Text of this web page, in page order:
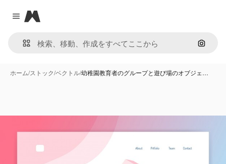
Close menu
Magnific
画像で
ホーム/ストック/ベクトル/幼稚園教育者のグループと遊び場のオブジェ…